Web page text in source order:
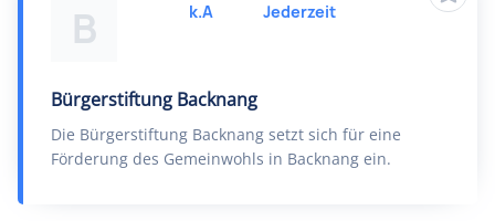
B
Bürgerstiftung Backnang
Die Bürgerstiftung Backnang setzt sich für eine
Förderung des Gemeinwohls in Backnang ein.
k.A Jederzeit